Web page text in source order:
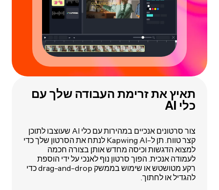
תאיץ את זרימת העבודה שלך עם
כלי AI
צור סרטונים אנכיים במהירות עם כלי AI שעוצבו לתוכן
קצר טווח. תן ל-Kapwing AI לנתח את הסרטון שלך כדי
למצוא הדגשות וכיסה מחדש אותן בצורה חכמה
לעמודה אנכית. הפוך סרטון נוף לאנכי על ידי הוספת
רקע מטושטש או שימוש בממשק drag-and-drop כדי
להגדיל או לחתוך.